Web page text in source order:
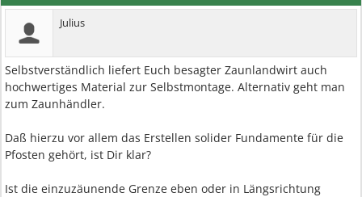
Julius
Selbstverständlich liefert Euch besagter Zaunlandwirt auch
hochwertiges Material zur Selbstmontage. Alternativ geht man
zum Zaunhändler.
Daß hierzu vor allem das Erstellen solider Fundamente für die
Pfosten gehört, ist Dir klar?
Ist die einzuzäunende Grenze eben oder in Längsrichtung